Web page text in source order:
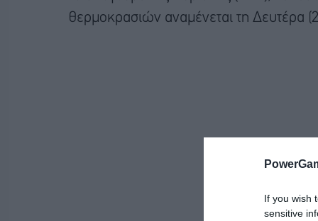
If you wish
sensitive
θερμοκρασιών αναμένεται τη Δευτέρα